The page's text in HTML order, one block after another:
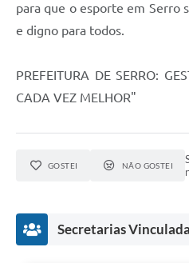
Listagem de Contribuintes Inscritos
para que o esporte em Serro
e digno para todos.
PREFEITURA DE SERRO:
CADA VEZ MELHOR"
GOSTEI NÃO GOSTEI
Secretarias